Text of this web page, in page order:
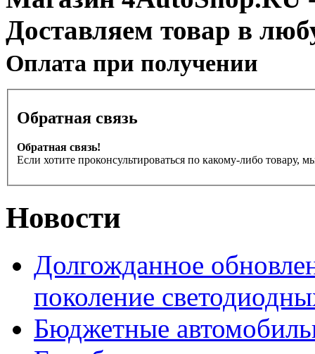
Доставляем товар в
Оплата при получении
Обратная связь
Обратная связь!
Если хотите проконсультироваться по какому-либо товару,
Новости
Долгожданное
поколение
Бюджетные